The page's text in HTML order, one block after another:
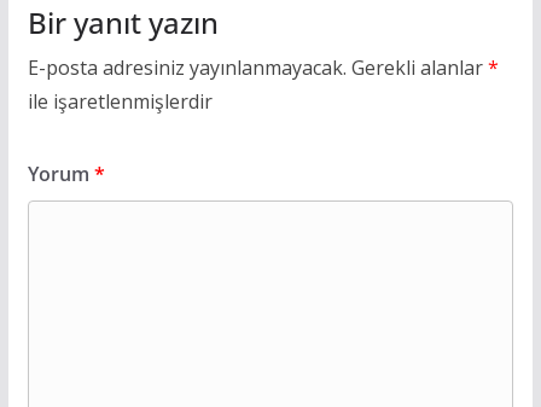
Bir yanıt yazın
E-posta adresiniz yayınlanmayacak. Gerekli alanlar*
ile işaretlenmişlerdir
Yorum *